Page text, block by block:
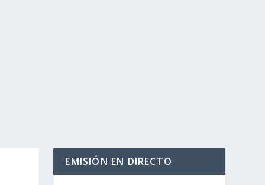
EMISIÓN EN DIRECTO